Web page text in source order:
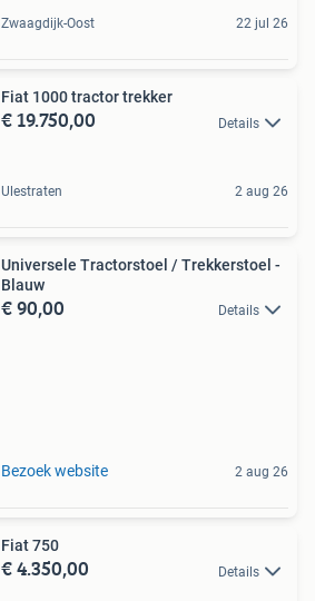
Zwaagdijk-Oost 22 jul 26
Fiat 1000 tractor trekker
€ 19.750,00 Details
Ulestraten 2 aug 26
Universele Tractorstoel / Trekkerstoel -
Blauw
€ 90,00 Details
Bezoek website 2 aug 26
Fiat 750
€ 4.350,00 Details